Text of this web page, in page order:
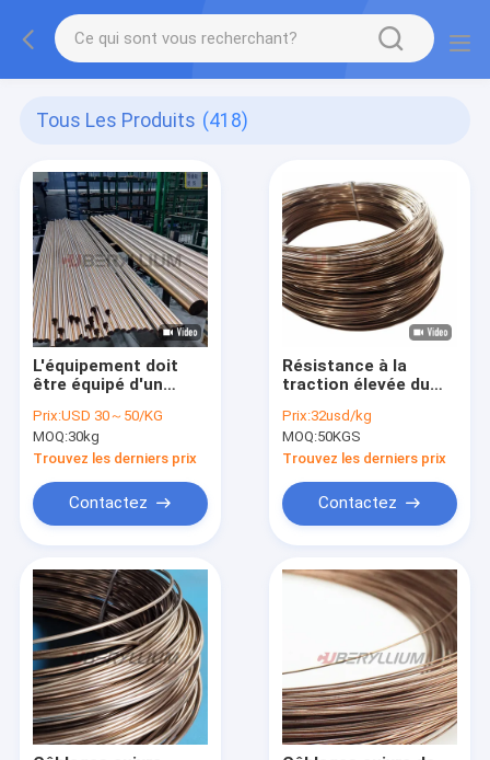
Tous Les Produits (418)
L'équipement doit
être équipé d'un
d'échantillonnage et
d'un dispositif
d'échantillonnage.
Prix:USD 30～50/KG
MOQ:30kg
Trouvez les derniers prix
Contactez
Résistance à la
traction élevée du
alliage de cuivre 590 -
660Mpa
Prix:32usd/kg
MOQ:50KGS
Trouvez les derniers prix
Contactez